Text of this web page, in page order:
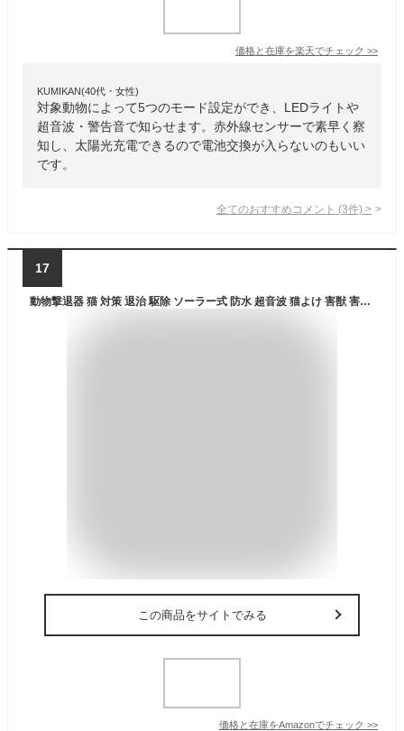
価格と在庫を楽天でチェック >>
KUMIKAN(40代・女性)
対象動物によって5つのモード設定ができ、LEDライトや
超音波・警告音で知らせます。赤外線センサーで素早く察
知し、太陽光充電できるので電池交換が入らないのもいい
です。
全てのおすすめコメント (3件) >
17
動物撃退器 猫 対策 退治 駆除 ソーラー式 防水 超音波 猫よけ 害獣 害鳥 犬ネズミ カラス コウモリ 狐アライグマハクビシンげっ歯類などに対応
この商品をサイトでみる
価格と在庫をAmazonでチェック >>